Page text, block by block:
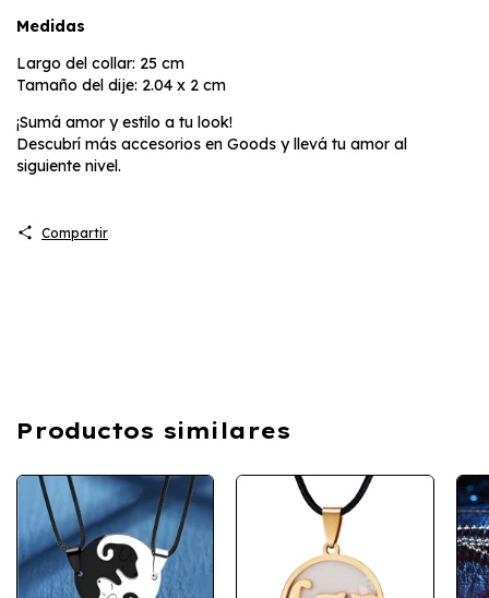
Medidas
Largo del collar: 25 cm
Tamaño del dije: 2.04 x 2 cm
¡Sumá amor y estilo a tu look!
Descubrí más accesorios en Goods y llevá tu amor al
siguiente nivel.
Compartir
Productos similares